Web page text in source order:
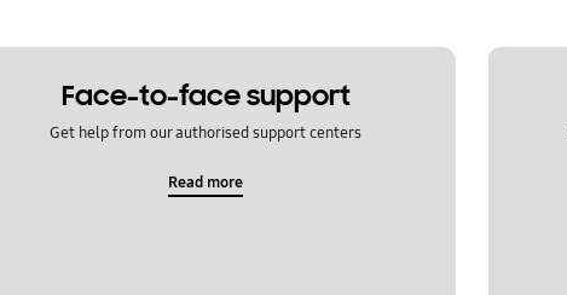
Face-to-face support
Get help from our authorised support centers
Read more